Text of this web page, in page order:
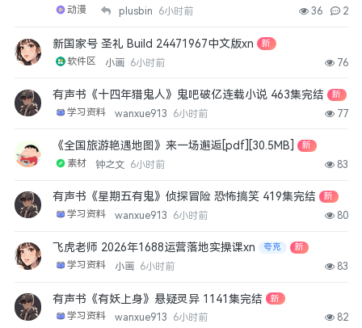
动漫 plusbin 6小时前 36 2
新国家号 圣礼 Build 24471967中文版xn 新
软件区 小画 6小时前 76
有声书《十四年猎鬼人》鬼吧破亿连载小说 463集完结 新
学习资料 wanxue913 6小时前 77
《全国旅游艳遇地图》来一场邂逅[pdf][30.5MB] 新
素材 钟之文 6小时前 83
有声书《星期五有鬼》侦探冒险 恐怖搞笑 419集完结 新
学习资料 wanxue913 6小时前 80
飞虎老师 2026年1688运营落地实操课xn 夸克 新
学习资料 小画 6小时前 83
有声书《有妖上身》悬疑灵异 1141集完结 新
学习资料 wanxue913 6小时前 82
sw83088
正义女神
fudonglai
沉默的舰队2
4月前 👍 0
貴的
逐玉
4月前
我有很多资源要分享，怎么做呢
4月前 👍 0